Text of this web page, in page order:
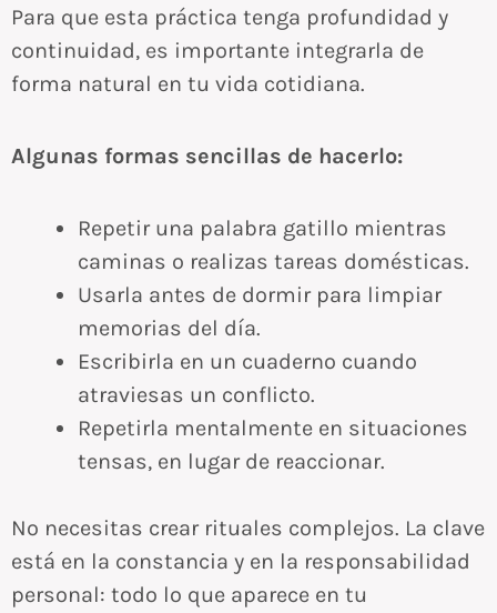
Para que esta práctica tenga profundidad y
continuidad, es importante integrarla de
forma natural en tu vida cotidiana.
Algunas formas sencillas de hacerlo:
Repetir una palabra gatillo mientras
caminas o realizas tareas domésticas.
Usarla antes de dormir para limpiar
memorias del día.
Escribirla en un cuaderno cuando
atraviesas un conflicto.
Repetirla mentalmente en situaciones
tensas, en lugar de reaccionar.
No necesitas crear rituales complejos. La clave
está en la constancia y en la responsabilidad
personal: todo lo que aparece en tu